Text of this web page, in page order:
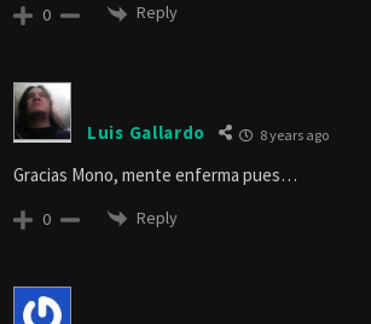
0 Reply
Luis Gallardo 8 years ago
Gracias Mono, mente enferma pues…
0 Reply